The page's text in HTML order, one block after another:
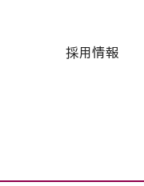
採用情報